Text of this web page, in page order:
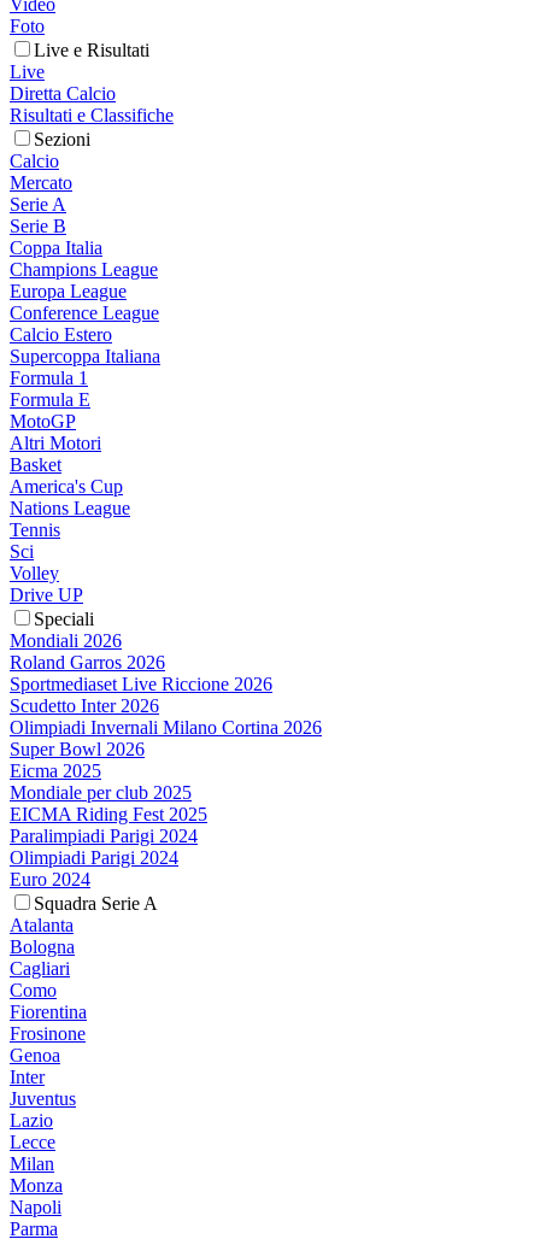
Video
Foto
Live e Risultati
Live
Diretta Calcio
Risultati e Classifiche
Sezioni
Calcio
Mercato
Serie A
Serie B
Coppa Italia
Champions League
Europa League
Conference League
Calcio Estero
Supercoppa Italiana
Formula 1
Formula E
MotoGP
Altri Motori
Basket
America's Cup
Nations League
Tennis
Sci
Volley
Drive UP
Speciali
Mondiali 2026
Roland Garros 2026
Sportmediaset Live Riccione 2026
Scudetto Inter 2026
Olimpiadi Invernali Milano Cortina 2026
Super Bowl 2026
Eicma 2025
Mondiale per club 2025
EICMA Riding Fest 2025
Paralimpiadi Parigi 2024
Olimpiadi Parigi 2024
Euro 2024
Squadra Serie A
Atalanta
Bologna
Cagliari
Como
Fiorentina
Frosinone
Genoa
Inter
Juventus
Lazio
Lecce
Milan
Monza
Napoli
Parma